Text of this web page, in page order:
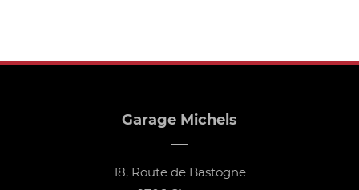
Garage Michels
18, Route de Bastogne